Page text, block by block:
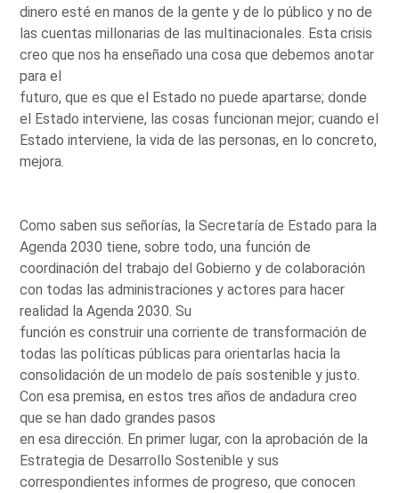
dinero esté en manos de la gente y de lo público y no de
las cuentas millonarias de las multinacionales. Esta crisis
creo que nos ha enseñado una cosa que debemos anotar
para el
futuro, que es que el Estado no puede apartarse; donde
el Estado interviene, las cosas funcionan mejor; cuando el
Estado interviene, la vida de las personas, en lo concreto,
mejora.
Como saben sus señorías, la Secretaría de Estado para la
Agenda 2030 tiene, sobre todo, una función de
coordinación del trabajo del Gobierno y de colaboración
con todas las administraciones y actores para hacer
realidad la Agenda 2030. Su
función es construir una corriente de transformación de
todas las políticas públicas para orientarlas hacia la
consolidación de un modelo de país sostenible y justo.
Con esa premisa, en estos tres años de andadura creo
que se han dado grandes pasos
en esa dirección. En primer lugar, con la aprobación de la
Estrategia de Desarrollo Sostenible y sus
correspondientes informes de progreso, que conocen